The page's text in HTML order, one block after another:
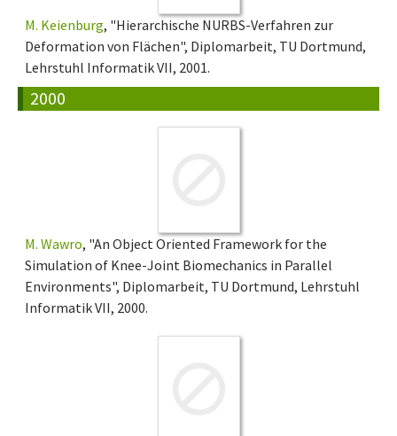
M. Keienburg, "Hierarchische NURBS-Verfahren zur
Deformation von Flächen", Diplomarbeit, TU Dortmund,
Lehrstuhl Informatik VII, 2001.
2000
M. Wawro, "An Object Oriented Framework for the
Simulation of Knee-Joint Biomechanics in Parallel
Environments", Diplomarbeit, TU Dortmund, Lehrstuhl
Informatik VII, 2000.